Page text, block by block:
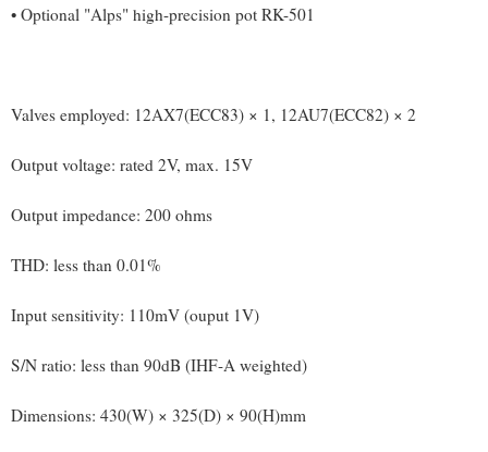
• Optional "Alps" high-precision pot RK-501
Valves employed: 12AX7(ECC83) × 1, 12AU7(ECC82) × 2
Output voltage: rated 2V, max. 15V
Output impedance: 200 ohms
THD: less than 0.01%
Input sensitivity: 110mV (ouput 1V)
S/N ratio: less than 90dB (IHF-A weighted)
Dimensions: 430(W) × 325(D) × 90(H)mm